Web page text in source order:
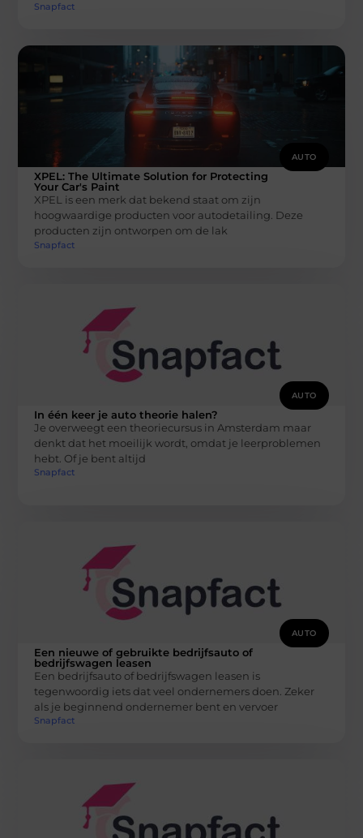
Snapfact
AUTO
XPEL: The Ultimate Solution for Protecting
Your Car's Paint
XPEL is een merk dat bekend staat om zijn
hoogwaardige producten voor autodetailing. Deze
producten zijn ontworpen om de lak
Snapfact
AUTO
In één keer je auto theorie halen?
Je overweegt een theoriecursus in Amsterdam maar
denkt dat het moeilijk wordt, omdat je leerproblemen
hebt. Of je bent altijd
Snapfact
AUTO
Een nieuwe of gebruikte bedrijfsauto of
bedrijfswagen leasen
Een bedrijfsauto of bedrijfswagen leasen is
tegenwoordig iets dat veel ondernemers doen. Zeker
als je beginnend ondernemer bent en vervoer
Snapfact